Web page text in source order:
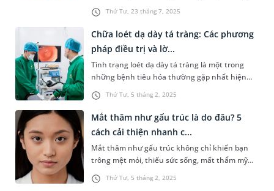
Thứ Tư, 23 tháng 7, 2025
cao nhờ giàu dinh dưỡng và dễ chế biến. Với
quan niệm “ăn gì bổ nấy”, không ít người tin
rằng ăn tim sẽ giúp bổ tim, tốt cho sức khỏe tim
mạch. Vậy, ăn tim lợn có tốt không, có giúp “bổ
tim” như lời đồn? Bài viết dưới đây sẽ giúp bạn
tìm hiểu rõ hơn về dinh dưỡng của tim lợn.
Thứ Tư, 5 tháng 2, 2025
Chữa loét dạ dày tá tràng: Các phương
pháp điều trị và lờ...
Tình trạng loét dạ dày tá tràng là một trong
những bệnh tiêu hóa thường gặp nhất hiện
nay, gây ảnh hưởng đáng kể đến sức khỏe của
nhiều người. Loét dạ dày nếu không điều trị kịp
thời sẽ gây cảm giác khó chịu, đau đớn, lâu dài
có thể biến chứng thành ung thư dạ dày.
Thứ Tư, 5 tháng 2, 2025
Mắt thâm như gấu trúc là do đâu? 5
cách cải thiện nhanh c...
Mắt thâm như gấu trúc không chỉ khiến bạn
trông mệt mỏi, thiếu sức sống, mất thẩm mỹ
mà còn là dấu hiệu của những vấn đề sức khỏe
tiềm ẩn. Bài viết dưới đây sẽ giúp bạn hiểu rõ